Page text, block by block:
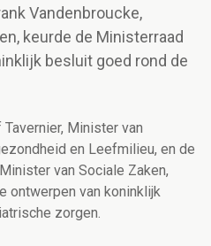
Vandenbroucke,
keurde de Ministerraad
besluit goed rond de
Minister van
en Leefmilieu, en de
van Sociale Zaken,
ontwerpen van koninklijk
zorgen.